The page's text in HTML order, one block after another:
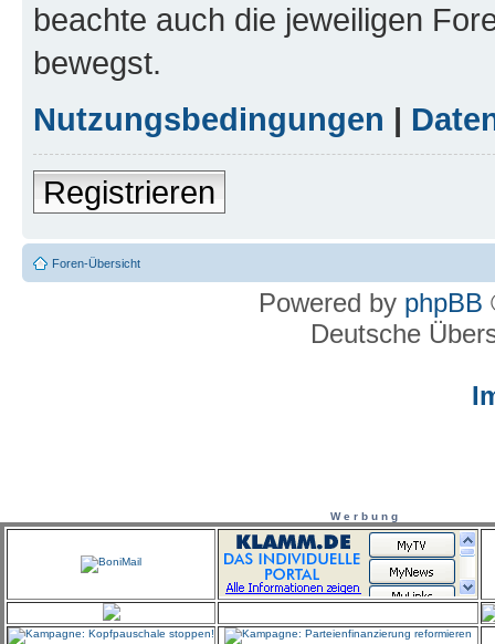
beachte auch die jeweiligen
bewegst.
Nutzungsbedingungen |
Registrieren
Foren-Übersicht
Powered by phpBB
Deutsche
W e r b u n g